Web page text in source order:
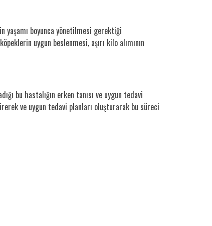
yaşamı boyunca yönetilmesi gerektiği
uygun beslenmesi, aşırı kilo alımının
bu hastalığın erken tanısı ve uygun tedavi
ve uygun tedavi planları oluşturarak bu süreci